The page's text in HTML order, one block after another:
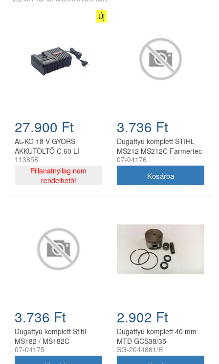
Új
27.900 Ft
AL-KO 18 V GYORS
AKKUTÖLTŐ C 60 LI
KIFUTÓ TERMÉK
113858
Pillanatnyilag nem
rendelhető!
3.736 Ft
Dugattyú komplett STIHL
MS212 MS212C Farmertec
láncfűrészhez
07-04176
3.736 Ft
Dugattyú komplett Stihl
MS182 / MS182C
láncfűrészhez Farmertec 39
07-04175
2.902 Ft
Dugattyú komplett 40 mm
MTD GCS38/35
láncfűrészhez
SG-2044861/B